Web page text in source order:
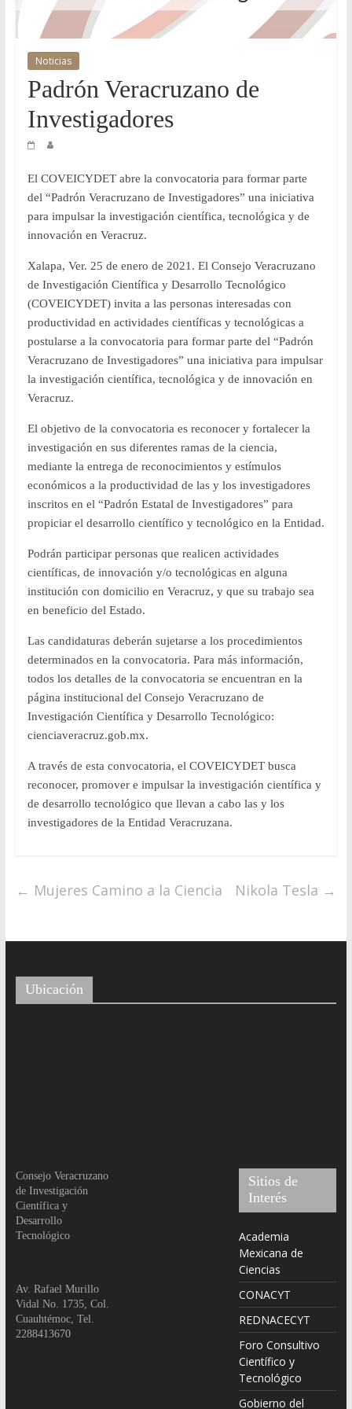
y
Desarrollo
Tecnológico
COVEICYDET
Noticias
Padrón Veracruzano de
Investigadores
El COVEICYDET abre la convocatoria para formar parte
del “Padrón Veracruzano de Investigadores” una iniciativa
para impulsar la investigación científica, tecnológica y de
innovación en Veracruz.
Xalapa, Ver. 25 de enero de 2021. El Consejo Veracruzano
de Investigación Científica y Desarrollo Tecnológico
(COVEICYDET) invita a las personas interesadas con
productividad en actividades científicas y tecnológicas a
postularse a la convocatoria para formar parte del “Padrón
Veracruzano de Investigadores” una iniciativa para impulsar
la investigación científica, tecnológica y de innovación en
Veracruz.
El objetivo de la convocatoria es reconocer y fortalecer la
investigación en sus diferentes ramas de la ciencia,
mediante la entrega de reconocimientos y estímulos
económicos a la productividad de las y los investigadores
inscritos en el “Padrón Estatal de Investigadores” para
propiciar el desarrollo científico y tecnológico en la Entidad.
Podrán participar personas que realicen actividades
científicas, de innovación y/o tecnológicas en alguna
institución con domicilio en Veracruz, y que su trabajo sea
en beneficio del Estado.
Las candidaturas deberán sujetarse a los procedimientos
determinados en la convocatoria. Para más información,
todos los detalles de la convocatoria se encuentran en la
página institucional del Consejo Veracruzano de
Investigación Científica y Desarrollo Tecnológico:
cienciaveracruz.gob.mx.
A través de esta convocatoria, el COVEICYDET busca
reconocer, promover e impulsar la investigación científica y
de desarrollo tecnológico que llevan a cabo las y los
investigadores de la Entidad Veracruzana.
← Mujeres Camino a la Ciencia Nikola Tesla →
Ubicación
Consejo Veracruzano
de Investigación
Científica y
Desarrollo
Tecnológico
Av. Rafael Murillo
Vidal No. 1735, Col.
Cuauhtémoc, Tel.
2288413670
Sitios de
Interés
Academia
Mexicana de
Ciencias
CONACYT
REDNACECYT
Foro Consultivo
Científico y
Tecnológico
Gobierno del